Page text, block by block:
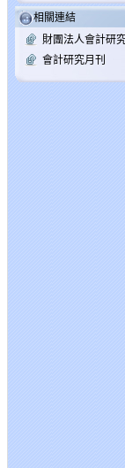
相關連結
財團法人會計研
會計研究月刊